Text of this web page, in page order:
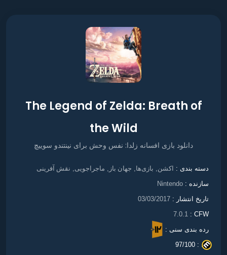
The Legend of Zelda: Breath of
the Wild
دانلود بازی افسانه زلدا: نفس وحش برای نینتندو سوییچ
دسته بندی : اکشن بازی‌ها جهان باز ماجراجویی نقش آفرینی
سازنده : Nintendo
تاریخ انتشار : 03/03/2017
CFW :
7.0.1
رده بندی سنی :
. :
97/100